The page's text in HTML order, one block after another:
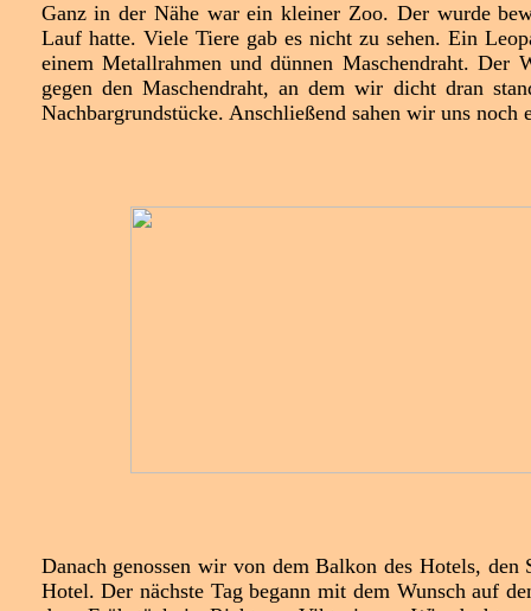
Ganz in der Nähe war ein kleiner Zoo. Der wurde
Lauf hatte. Viele Tiere gab es nicht zu sehen. Ein
einem Metallrahmen und dünnen Maschendraht.
gegen den Maschendraht, an dem wir dicht dran
Nachbargrundstücke. Anschließend sahen wir uns
Danach genossen wir von dem Balkon des Hotels,
Hotel. Der nächste Tag begann mit dem Wunsch auf